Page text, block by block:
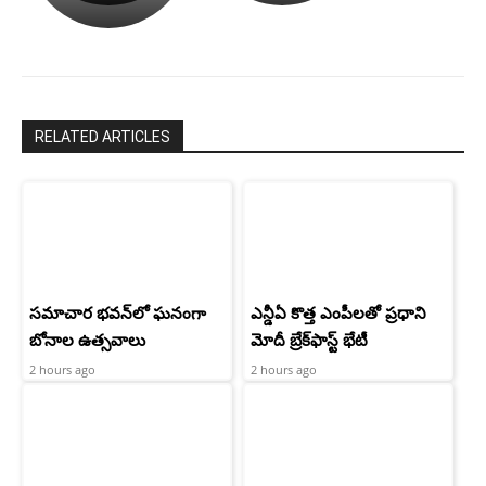
రామ్
RELATED ARTICLES
సమాచార భవన్‌లో ఘనంగా
బోనాల ఉత్సవాలు
2 hours ago
ఎన్డీఏ కొత్త ఎంపీలతో ప్రధాని
మోదీ బ్రేక్‌ఫాస్ట్ భేటీ
2 hours ago